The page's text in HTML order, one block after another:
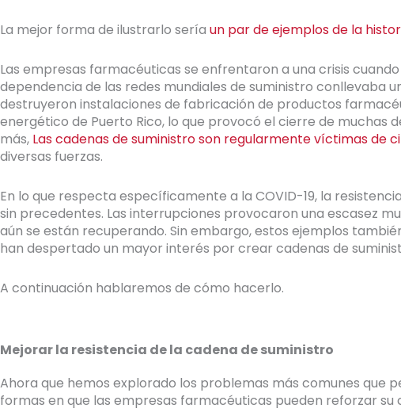
La mejor forma de ilustrarlo sería un par de ejemplos de la
Las empresas farmacéuticas se enfrentaron a una crisis
dependencia de las redes mundiales de suministro conllevaba
destruyeron instalaciones de fabricación de productos
energético de Puerto Rico, lo que provocó el cierre de muchas
más, Las cadenas de suministro son regularmente víctimas de
diversas fuerzas.
En lo que respecta específicamente a la COVID-19, la
sin precedentes. Las interrupciones provocaron una escasez
aún se están recuperando. Sin embargo, estos ejemplos
han despertado un mayor interés por crear cadenas de
A continuación hablaremos de cómo hacerlo.
Mejorar la resistencia de la cadena de suministro
Ahora que hemos explorado los problemas más comunes que
formas en que las empresas farmacéuticas pueden reforzar su